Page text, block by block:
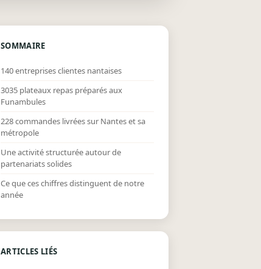
SOMMAIRE
140 entreprises clientes nantaises
3035 plateaux repas préparés aux
Funambules
228 commandes livrées sur Nantes et sa
métropole
Une activité structurée autour de
partenariats solides
Ce que ces chiffres distinguent de notre
année
ARTICLES LIÉS